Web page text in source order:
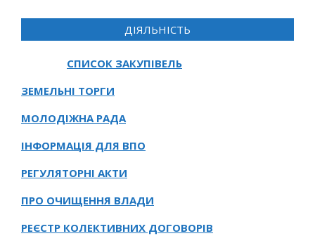
ДІЯЛЬНІСТЬ
СПИСОК ЗАКУПІВЕЛЬ
ЗЕМЕЛЬНІ ТОРГИ
МОЛОДІЖНА РАДА
ІНФОРМАЦІЯ ДЛЯ ВПО
РЕГУЛЯТОРНІ АКТИ
ПРО ОЧИЩЕННЯ ВЛАДИ
РЕЄСТР КОЛЕКТИВНИХ ДОГОВОРІВ